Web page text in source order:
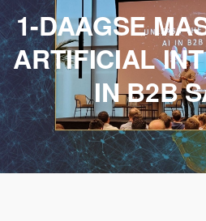
1-DAAGSE
ARTIFICIAL
IN B2B